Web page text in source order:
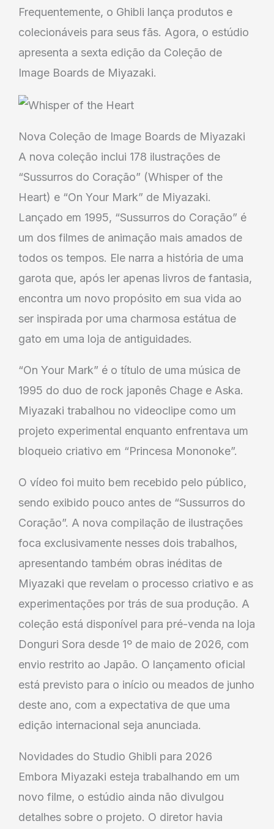
Frequentemente, o Ghibli lança produtos e
colecionáveis para seus fãs. Agora, o estúdio
apresenta a sexta edição da Coleção de
Image Boards de Miyazaki.
Nova Coleção de Image Boards de Miyazaki
A nova coleção inclui 178 ilustrações de
“Sussurros do Coração” (Whisper of the
Heart) e “On Your Mark” de Miyazaki.
Lançado em 1995, “Sussurros do Coração” é
um dos filmes de animação mais amados de
todos os tempos. Ele narra a história de uma
garota que, após ler apenas livros de fantasia,
encontra um novo propósito em sua vida ao
ser inspirada por uma charmosa estátua de
gato em uma loja de antiguidades.
“On Your Mark” é o título de uma música de
1995 do duo de rock japonês Chage e Aska.
Miyazaki trabalhou no videoclipe como um
projeto experimental enquanto enfrentava um
bloqueio criativo em “Princesa Mononoke”.
O vídeo foi muito bem recebido pelo público,
sendo exibido pouco antes de “Sussurros do
Coração”. A nova compilação de ilustrações
foca exclusivamente nesses dois trabalhos,
apresentando também obras inéditas de
Miyazaki que revelam o processo criativo e as
experimentações por trás de sua produção. A
coleção está disponível para pré-venda na loja
Donguri Sora desde 1º de maio de 2026, com
envio restrito ao Japão. O lançamento oficial
está previsto para o início ou meados de junho
deste ano, com a expectativa de que uma
edição internacional seja anunciada.
Novidades do Studio Ghibli para 2026
Embora Miyazaki esteja trabalhando em um
novo filme, o estúdio ainda não divulgou
detalhes sobre o projeto. O diretor havia